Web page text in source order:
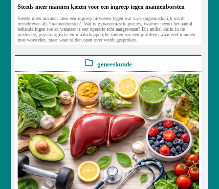
Steeds meer mannen kiezen voor een ingreep tegen mannenborsten
Steeds meer mannen laten een ingreep uitvoeren tegen wat vaak ongemakkelijk wordt
omschreven als ‘mannenborsten’. Wat is gynaecomastie precies, waarom neemt het aantal
behandelingen toe en wanneer is een operatie echt aangewezen? Dit artikel duikt in de
medische, psychologische en maatschappelijke kanten van een probleem waar veel mannen
mee worstelen, maar waar zelden open over wordt gesproken.
geneeskunde